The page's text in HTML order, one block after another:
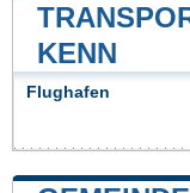
KENN
Flughafen